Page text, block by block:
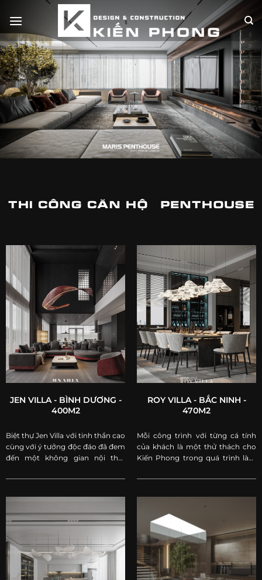
content
THI CÔNG CĂN HỘ | PENTHOUSE
JEN VILLA - BÌNH DƯƠNG -
400M2
Biệt thự Jen Villa với tinh thần cao
cùng với ý tưởng độc đáo đã đem
đến một không gian nội thất
thuật.
ROY VILLA - BẮC NINH -
470M2
Mỗi công trình với từng cá tính
của khách là một thử thách cho
Kiến Phong trong quá trình làm
Phong đã đem đến một không